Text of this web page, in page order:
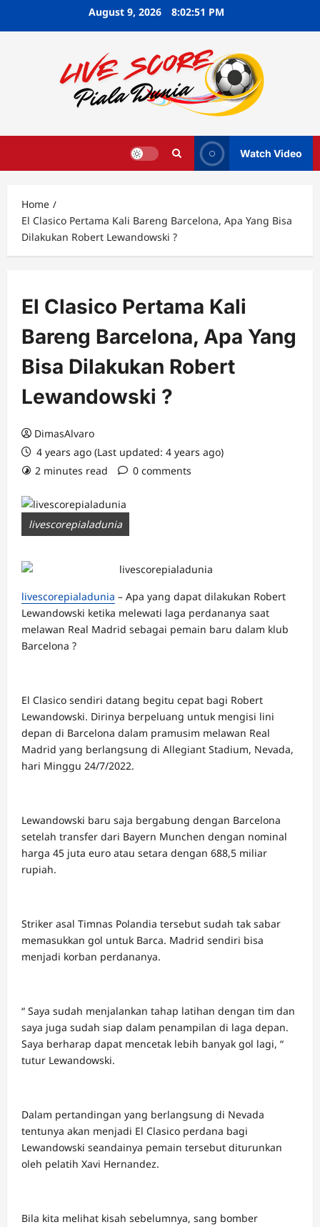
August 9, 2026 8:02:52 PM
Watch Video
Home
El Clasico Pertama Kali Bareng Barcelona, Apa Yang Bisa
Dilakukan Robert Lewandowski ?
El Clasico Pertama Kali
Bareng Barcelona, Apa Yang
Bisa Dilakukan Robert
Lewandowski ?
DimasAlvaro
4 years ago (Last updated: 4 years ago)
2 minutes read
0 comments
livescorepialadunia
livescorepialadunia – Apa yang dapat dilakukan Robert
Lewandowski ketika melewati laga perdananya saat
melawan Real Madrid sebagai pemain baru dalam klub
Barcelona ?
El Clasico sendiri datang begitu cepat bagi Robert
Lewandowski. Dirinya berpeluang untuk mengisi lini
depan di Barcelona dalam pramusim melawan Real
Madrid yang berlangsung di Allegiant Stadium, Nevada,
hari Minggu 24/7/2022.
Lewandowski baru saja bergabung dengan Barcelona
setelah transfer dari Bayern Munchen dengan nominal
harga 45 juta euro atau setara dengan 688,5 miliar
rupiah.
Striker asal Timnas Polandia tersebut sudah tak sabar
memasukkan gol untuk Barca. Madrid sendiri bisa
menjadi korban perdananya.
“ Saya sudah menjalankan tahap latihan dengan tim dan
saya juga sudah siap dalam penampilan di laga depan.
Saya berharap dapat mencetak lebih banyak gol lagi, “
tutur Lewandowski.
Dalam pertandingan yang berlangsung di Nevada
tentunya akan menjadi El Clasico perdana bagi
Lewandowski seandainya pemain tersebut diturunkan
oleh pelatih Xavi Hernandez.
Bila kita melihat kisah sebelumnya, sang bomber